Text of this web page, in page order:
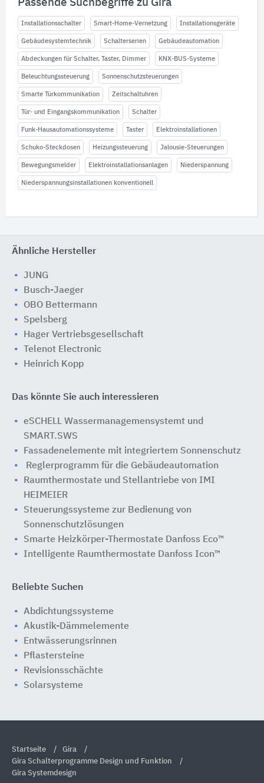
Passende Suchbegriffe zu Gira
Installationsschalter Smart-Home-Vernetzung Installationsgeräte
Gebäudesystemtechnik Schalterserien Gebäudeautomation
Abdeckungen für Schalter, Taster, Dimmer KNX-BUS-Systeme
Beleuchtungssteuerung Sonnenschutzsteuerungen
Smarte Türkommunikation Zeitschaltuhren
Tür- und Eingangskommunikation Schalter
Funk-Hausautomationssysteme Taster Elektroinstallationen
Schuko-Steckdosen Heizungssteuerung Jalousie-Steuerungen
Bewegungsmelder Elektroinstallationsanlagen Niederspannung
Niederspannungsinstallationen konventionell
Ähnliche Hersteller
JUNG
Busch-Jaeger
OBO Bettermann
Spelsberg
Hager Vertriebsgesellschaft
Telenot Electronic
Heinrich Kopp
Das könnte Sie auch interessieren
eSCHELL Wassermanagemensystemt und
SMART.SWS
Fassadenelemente mit integriertem Sonnenschutz
Reglerprogramm für die Gebäudeautomation
Raumthermostate und Stellantriebe von IMI
HEIMEIER
Steuerungssysteme zur Bedienung von
Sonnenschutzlösungen
Smarte Heizkörper-Thermostate Danfoss Eco™
Intelligente Raumthermostate Danfoss Icon™
Beliebte Suchen
Abdichtungssysteme
Akustik-Dämmelemente
Entwässerungsrinnen
Pflastersteine
Revisionsschächte
Solarsysteme
Startseite
Gira
Gira Schalterprogramme Design und Funktion
Gira Systemdesign